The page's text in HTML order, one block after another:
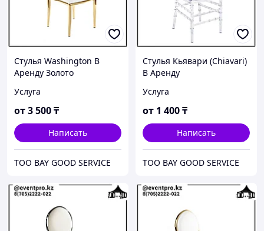
Стулья Washington В
Аренду Золото
Услуга
от3 500₸
Написать
ТОО BAY GOOD SERVICE
Стулья Кьявари (Chiavari)
В Аренду
Услуга
от 1 400₸
Написать
ТОО BAY GOOD SERVICE